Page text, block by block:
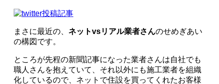
まさに最近の、 ネットvsリアル業者さんのせめぎあい
の構図です。
ところが先程の新聞記事になった業者さんは自社でも
職人さんを抱えていて、それ以外にも施工業者を組織
化しているので、ネットで住設を買ってくれたお客様